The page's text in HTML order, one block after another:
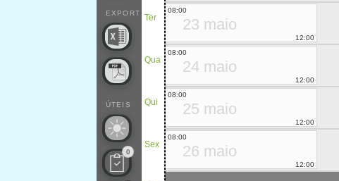
EXPORT
ÚTEIS
0
Ter
Qua
Qui
Sex
23 maio
08:00
12:00
24 maio
08:00
12:00
25 maio
08:00
12:00
26 maio
08:00
12:00